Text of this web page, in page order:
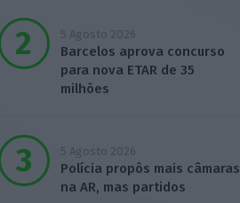
5 Agosto 2026
Barcelos aprova concurso
para nova ETAR de 35
milhões
5 Agosto 2026
Polícia propôs mais câmaras
na AR, mas partidos